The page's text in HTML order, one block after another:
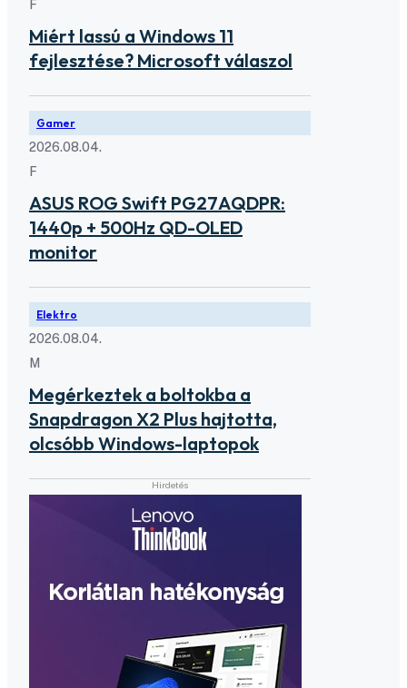
F
Miért lassú a Windows 11
fejlesztése? Microsoft válaszol
Gamer
2026.08.04.
F
ASUS ROG Swift PG27AQDPR:
1440p + 500Hz QD-OLED
monitor
Elektro
2026.08.04.
M
Megérkeztek a boltokba a
Snapdragon X2 Plus hajtotta,
olcsóbb Windows-laptopok